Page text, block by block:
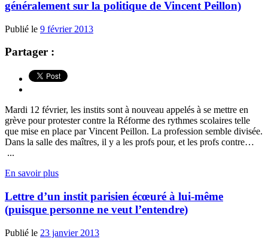
généralement sur la politique de Vincent Peillon)
Publié le 9 février 2013
Partager :
Mardi 12 février, les instits sont à nouveau appelés à se mettre en
grève pour protester contre la Réforme des rythmes scolaires telle
que mise en place par Vincent Peillon. La profession semble divisée.
Dans la salle des maîtres, il y a les profs pour, et les profs contre…
...
En savoir plus
Lettre d’un instit parisien écœuré à lui-même
(puisque personne ne veut l’entendre)
Publié le 23 janvier 2013